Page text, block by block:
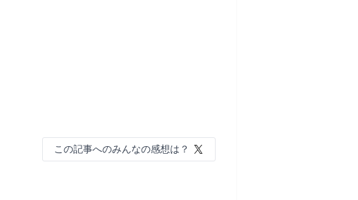
この記事へのみんなの感想は？